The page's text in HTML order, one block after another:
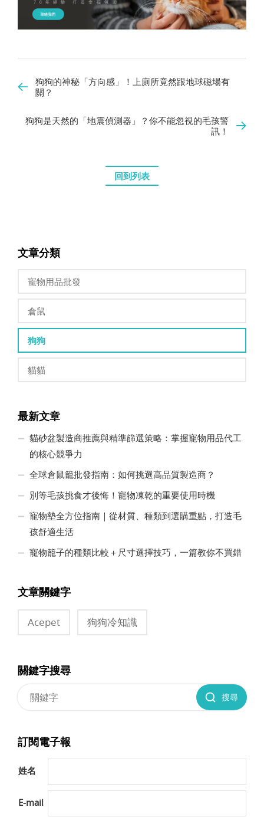
狗狗的神秘「方向感」！上廁所竟然跟地球磁場有
關？
狗狗是天然的「地震偵測器」？你不能忽視的毛孩警
訊！
回到列表
文章分類
寵物用品批發
倉鼠
狗狗
貓貓
最新文章
貓砂盆製造商推薦與精準篩選策略：掌握寵物用品代工
的核心競爭力
全球倉鼠籠批發指南：如何挑選高品質製造商？
別等毛孩挑食才後悔！寵物凍乾的重要使用時機
寵物墊全方位指南｜從材質、種類到選購重點，打造毛
孩舒適生活
寵物籠子的種類比較＋尺寸選擇技巧，一篇教你不買錯
文章關鍵字
Acepet 狗狗冷知識
關鍵字搜尋
搜尋
訂閱電子報
姓名
E-mail